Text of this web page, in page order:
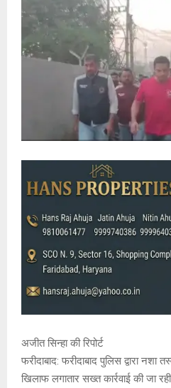
N
अजीत सिन्हा की रिपोर्ट
फरीदाबाद: फरीदाबाद पुलिस द्वारा
खिलाफ लगातार सख्त कार्रवाई की जा